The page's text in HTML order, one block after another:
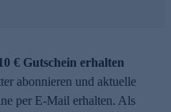
€ Gutschein erhalten
abonnieren und aktuelle
per E-Mail erhalten. Als